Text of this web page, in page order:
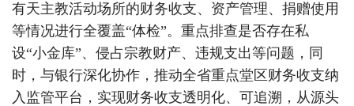
有天主教活动场所的财务收支、资产管理、捐赠使用
等情况进行全覆盖“体检”。重点排查是否存在私
设“小金库”、侵占宗教财产、违规支出等问题，同
时，与银行深化协作，推动全省重点堂区财务收支纳
入监管平台，实现财务收支透明化、可追溯，从源头